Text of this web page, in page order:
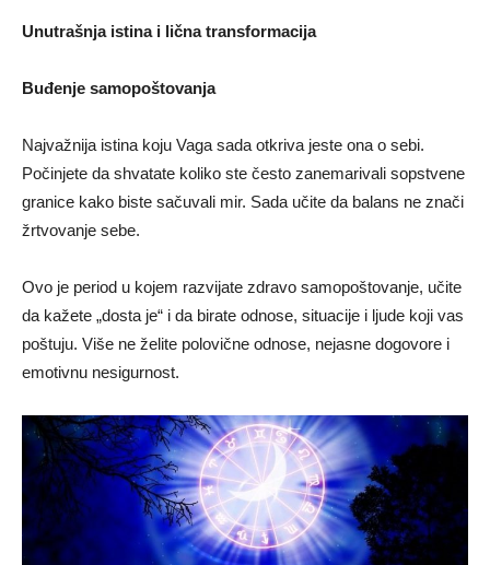
Unutrašnja istina i lična transformacija
Buđenje samopoštovanja
Najvažnija istina koju Vaga sada otkriva jeste ona o sebi.
Počinjete da shvatate koliko ste često zanemarivali sopstvene
granice kako biste sačuvali mir. Sada učite da balans ne znači
žrtvovanje sebe.
Ovo je period u kojem razvijate zdravo samopoštovanje, učite
da kažete „dosta je“ i da birate odnose, situacije i ljude koji vas
poštuju. Više ne želite polovične odnose, nejasne dogovore i
emotivnu nesigurnost.